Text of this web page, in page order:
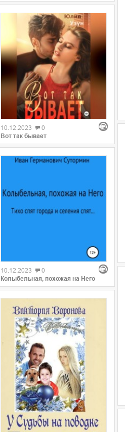
10.12.2023
0
Вот так бывает
10.12.2023
0
Колыбельная, похожая на Него